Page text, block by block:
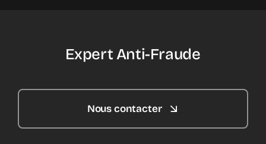
Expert Anti-Fraude
Nous contacter